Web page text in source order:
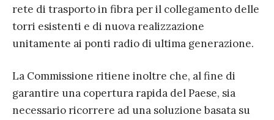
rete di trasporto in fibra per il collegamento delle
torri esistenti e di nuova realizzazione
unitamente ai ponti radio di ultima generazione.
La Commissione ritiene inoltre che, al fine di
garantire una copertura rapida del Paese, sia
necessario ricorrere ad una soluzione basata su